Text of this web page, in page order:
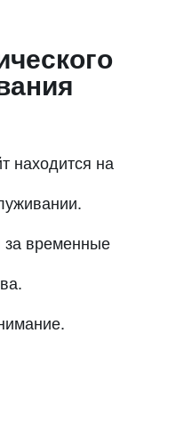
находится на
за временные